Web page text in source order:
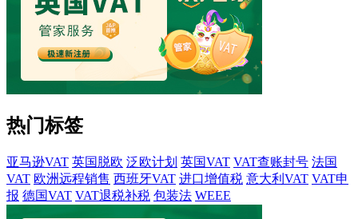
热门标签
亚马逊VAT 英国脱欧 泛欧计划 英国VAT VAT查账封号 法国
VAT 欧洲远程销售 西班牙VAT 进口增值税 意大利VAT VAT申
报 德国VAT VAT退税补税 包装法 WEEE